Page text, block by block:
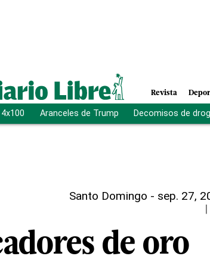
Revista
Aranceles de Trump Decomisos de
Santo Domingo - sep. 27,
|
de oro